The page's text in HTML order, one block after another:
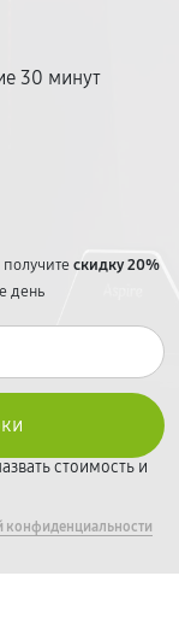
30 минут
скидку 20%
день
стоимость и
конфиденциальности